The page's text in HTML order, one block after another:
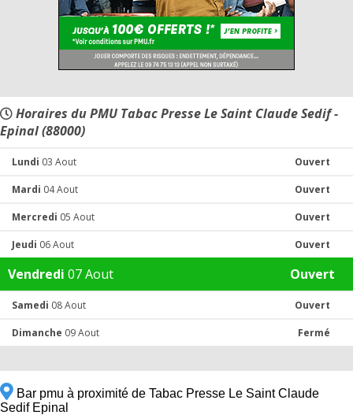
Horaires du PMU Tabac Presse Le Saint Claude Sedif -
Epinal (88000)
Lundi 03 Aout Ouvert
Mardi 04 Aout Ouvert
Mercredi 05 Aout Ouvert
Jeudi 06 Aout Ouvert
Vendredi 07 Aout Ouvert
Samedi 08 Aout Ouvert
Dimanche 09 Aout Fermé
Bar pmu à proximité de Tabac Presse Le Saint Claude
Sedif Epinal